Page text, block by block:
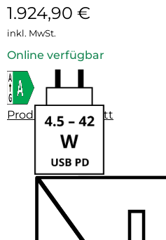
1.924,90 €
inkl. MwSt.
Online verfügbar
Produktdatenblatt